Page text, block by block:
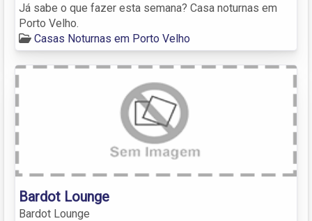
Já sabe o que fazer esta semana? Casa noturnas em
Porto Velho.
Casas Noturnas em Porto Velho
Bardot Lounge
Bardot Lounge